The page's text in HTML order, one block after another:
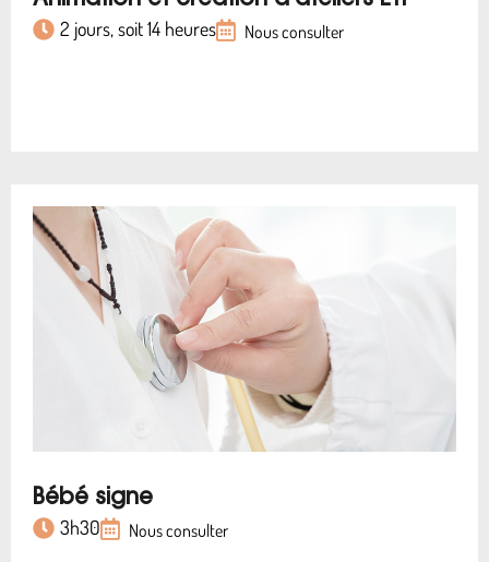
2 jours, soit 14 heures Nous consulter
Bébé signe
3h30 Nous consulter